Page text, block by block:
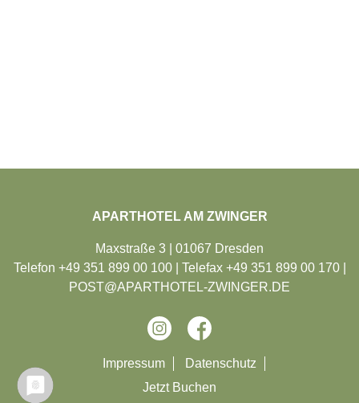
APARTHOTEL AM ZWINGER
Maxstraße 3 | 01067 Dresden
Telefon +49 351 899 00 100 | Telefax +49 351 899 00 170 |
POST@APARTHOTEL-ZWINGER.DE
Navigation
Impressum
Datenschutz
Jetzt Buchen